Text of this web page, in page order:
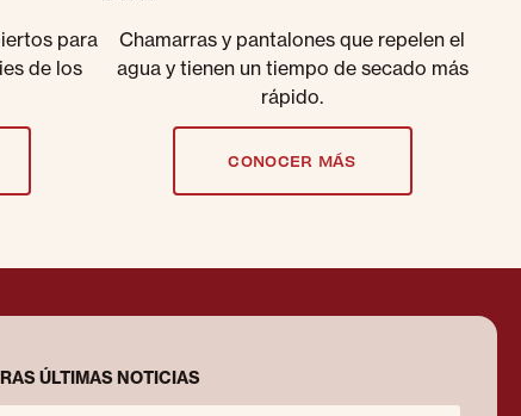
para
de los
Chamarras y pantalones que repelen el
agua y tienen un tiempo de secado más
rápido.
CONOCER MÁS
ÚLTIMAS NOTICIAS